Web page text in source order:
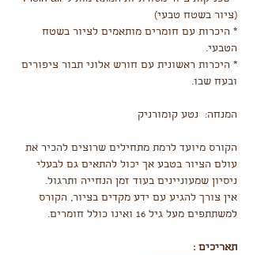
(ציור בשטח טבעי)
* היכרות עם חומרים מותאמים לציור בשטח
הטבעי.
* היכרות ראשונית עם חורש אלוני תבור ציפורים
ובעח שבו.
המנחה:  נטע קומורניק
הקורס מיועד לרמת מתחילים שרוצים להכיר את
עולם הציור בטבע אך יכול להתאים גם לבעלי
ניסיון שמעוניינים בעוד זמן הנחייה ותרגול.
אין צורך להגיע עם ידע מקדים בציור, הקורס
למשתתפים מעל גיל 16 ואינו כולל חומרים.
תאריכים :